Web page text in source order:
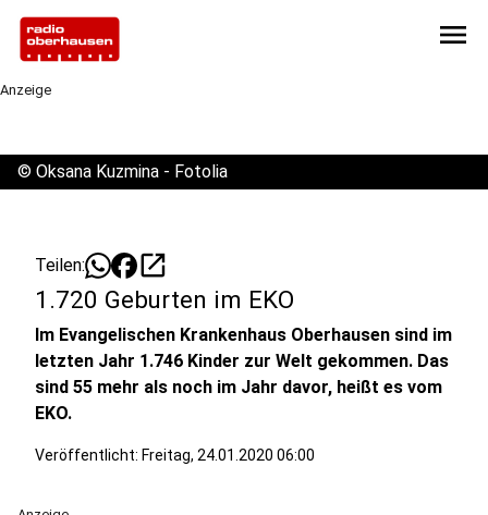
menu
Anzeige
© Oksana Kuzmina - Fotolia
Teilen: open_in_new
1.720 Geburten im EKO
Im Evangelischen Krankenhaus Oberhausen sind im
letzten Jahr 1.746 Kinder zur Welt gekommen. Das
sind 55 mehr als noch im Jahr davor, heißt es vom
EKO.
Veröffentlicht: Freitag, 24.01.2020 06:00